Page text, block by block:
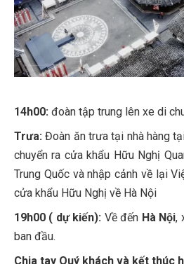
14h00: đoàn tập trung lên xe di
Trưa: Đoàn ăn trưa tại nhà hàng
chuyển ra cửa khẩu Hữu Nghị
Trung Quốc và nhập cảnh về lại
cửa khẩu Hữu Nghị về Hà Nội
19h00 ( dự kiến): Về đến Hà Nội,
ban đầu.
Chia tay Quý khách và kết thúc